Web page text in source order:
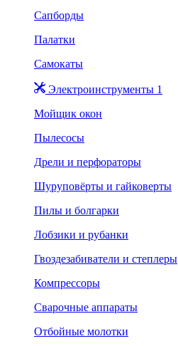
Сапборды
Палатки
Самокаты
Электроинструменты 1
Мойщик окон
Пылесосы
Дрели и перфораторы
Шуруповёрты и гайковерты
Пилы и болгарки
Лобзики и рубанки
Гвоздезабиватели и степлеры
Компрессоры
Сварочные аппараты
Отбойные молотки